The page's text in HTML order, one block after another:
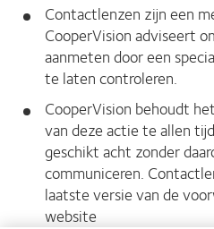
Contactlenzen zijn een
CooperVision adviseert
aanmeten door een
te laten controleren.
CooperVision behoudt
van deze actie te allen
geschikt acht zonder
communiceren.
laatste versie van de
website